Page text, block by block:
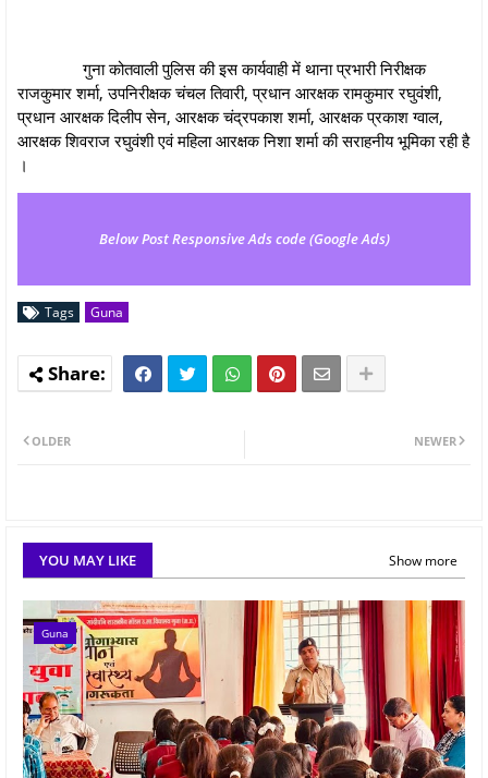
गुना कोतवाली पुलिस की इस कार्यवाही में थाना प्रभारी निरीक्षक
राजकुमार शर्मा, उपनिरीक्षक चंचल तिवारी, प्रधान आरक्षक रामकुमार रघुवंशी,
प्रधान आरक्षक दिलीप सेन, आरक्षक चंद्रपकाश शर्मा, आरक्षक प्रकाश ग्वाल,
आरक्षक शिवराज रघुवंशी एवं महिला आरक्षक निशा शर्मा की सराहनीय भूमिका रही है
।
Below Post Responsive Ads code (Google Ads)
Tags Guna
NEWER
OLDER
YOU MAY LIKE Show more
Guna